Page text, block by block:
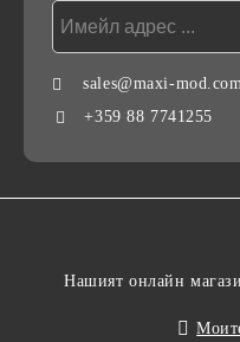
sales@maxi-
+359 88 7741255
Нашият онлайн